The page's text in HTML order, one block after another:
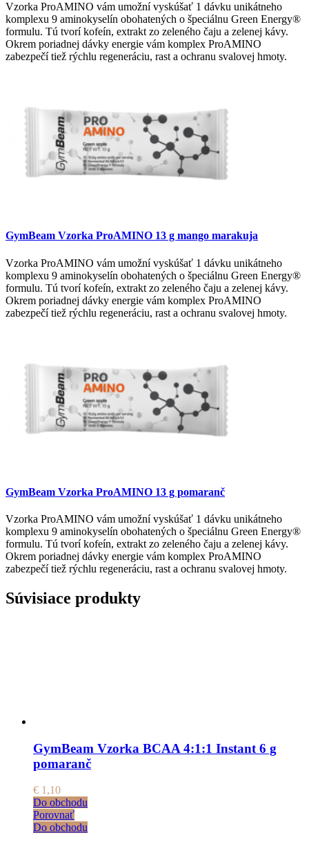
Vzorka ProAMINO vám umožní vyskúšať 1 dávku unikátneho
komplexu 9 aminokyselín obohatených o špeciálnu Green Energy®
formulu. Tú tvorí kofeín, extrakt zo zeleného čaju a zelenej kávy.
Okrem poriadnej dávky energie vám komplex ProAMINO
zabezpečí tiež rýchlu regeneráciu, rast a ochranu svalovej hmoty.
GymBeam Vzorka ProAMINO 13 g mango marakuja
Vzorka ProAMINO vám umožní vyskúšať 1 dávku unikátneho
komplexu 9 aminokyselín obohatených o špeciálnu Green Energy®
formulu. Tú tvorí kofeín, extrakt zo zeleného čaju a zelenej kávy.
Okrem poriadnej dávky energie vám komplex ProAMINO
zabezpečí tiež rýchlu regeneráciu, rast a ochranu svalovej hmoty.
GymBeam Vzorka ProAMINO 13 g pomaranč
Vzorka ProAMINO vám umožní vyskúšať 1 dávku unikátneho
komplexu 9 aminokyselín obohatených o špeciálnu Green Energy®
formulu. Tú tvorí kofeín, extrakt zo zeleného čaju a zelenej kávy.
Okrem poriadnej dávky energie vám komplex ProAMINO
zabezpečí tiež rýchlu regeneráciu, rast a ochranu svalovej hmoty.
Súvisiace produkty
GymBeam Vzorka BCAA 4:1:1 Instant 6 g
pomaranč
€ 1,10
Do obchodu
Porovnať
Do obchodu